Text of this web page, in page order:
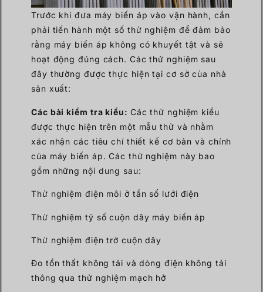
Trước khi đưa máy biến áp vào vận hành, cần
phải tiến hành một số thử nghiệm để đảm bảo
rằng máy biến áp không có khuyết tật và sẽ
hoạt động đúng cách. Các thử nghiệm sau
đây thường được thực hiện tại cơ sở của nhà
sản xuất:
Các bài kiểm tra kiểu: Các thử nghiệm kiểu
được thực hiện trên một mẫu thử và nhằm
xác nhận các tiêu chí thiết kế cơ bản và chính
của máy biến áp. Các thử nghiệm này bao
gồm những nội dung sau:
Thử nghiệm điện môi ở tần số lưới điện
Thử nghiệm tỷ số cuộn dây máy biến áp
Thử nghiệm điện trở cuộn dây
Đo tổn thất không tải và dòng điện không tải
thông qua thử nghiệm mạch hở